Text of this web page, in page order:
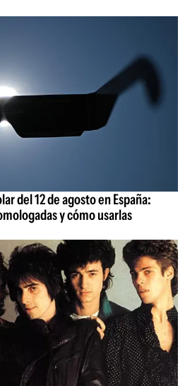
del 12 de agosto en España:
y cómo usarlas